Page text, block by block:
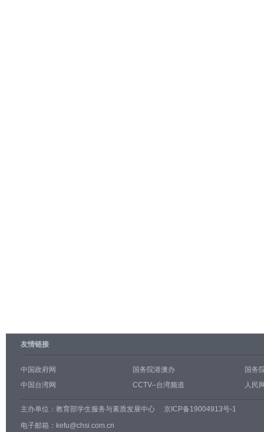
友情链接
中国政府网 国务院港澳办
国务
中国台湾网
CCTV--台湾频道 人民
主办单位： 教育部学生服务与素质发展中心
京ICP备19004913号-1
电子邮箱：kefu@chsi.com.cn